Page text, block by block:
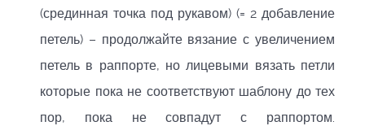
(срединная точка под рукавом) (= 2 добавление
петель) – продолжайте вязание с увеличением
петель в раппорте, но лицевыми вязать петли
которые пока не соответствуют шаблону до тех
пор, пока не совпадут с раппортом.